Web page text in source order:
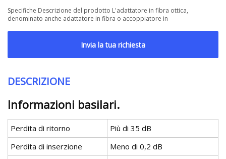
Specifiche Descrizione del prodotto L'adattatore in fibra ottica,
denominato anche adattatore in fibra o accoppiatore in
Invia la tua richiesta
DESCRIZIONE
Informazioni basilari.
Perdita di ritorno
Più di 35 dB
Perdita di inserzione
Meno di 0,2 dB